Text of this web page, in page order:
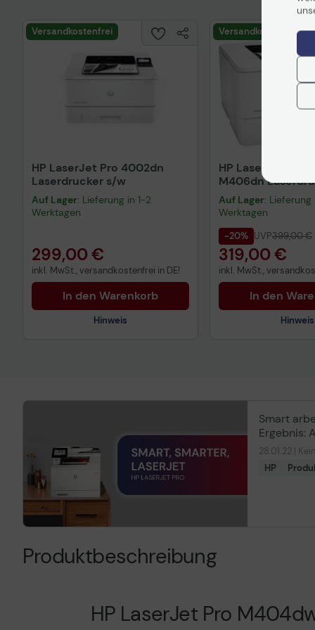
Versandkostenfrei
HP LaserJet Pro 4002dn
Laserdrucker s/w
Auf Lager: Lieferung in 1-2
Werktagen
299,00 €
inkl. MwSt., versandkostenfrei in DE!
In den Warenkorb
Hinweis
Versandkostenfrei
HP LaserJet
M406dn
Auf Lager: Lieferung
Werktagen
-20% UVP399,00 €
319,00 €
inkl. MwSt.,
In den
Hinweis
Technisches
gemäß der EU-
Smart
Ergebnis:
Verlass
28.01.22 |
HP
Produktbeschreibung
HP LaserJet Pro